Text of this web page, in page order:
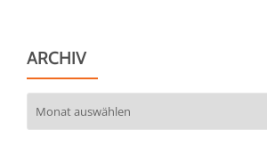
ARCHIV